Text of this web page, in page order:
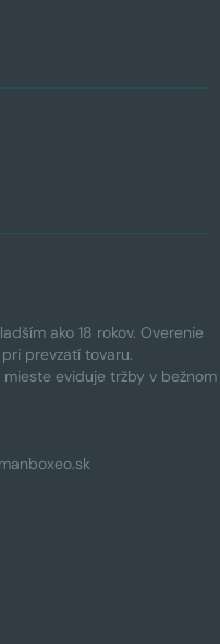
ako 18 rokov. Overenie
prevzatí tovaru.
eviduje tržby v bežnom